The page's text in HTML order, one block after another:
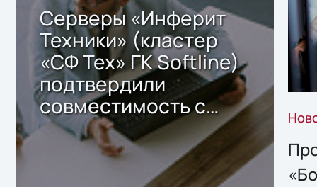
Серверы «Инферит
Техники» (кластер
«СФ Тех» ГК Softline)
подтвердили
совместимость с
решением Sharx
Storage 2.x для
хранения данных